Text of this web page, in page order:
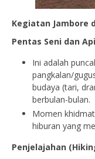
Kegiatan Jambore
Pentas Seni dan
Ini adalah
pangkalan/
budaya (tari,
berbulan-bulan.
Momen
hiburan yang
Penjelajahan